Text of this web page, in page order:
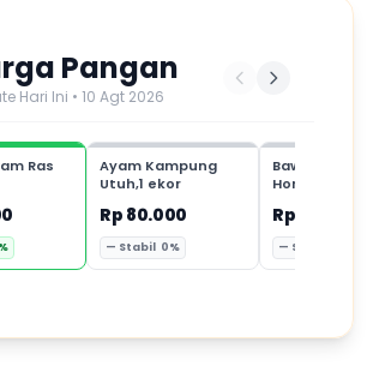
Pangan
Hari Ini • 10 Agt 2026
Ras
Ayam Kampung
Utuh,1 ekor
Rp 80.000
— Stabil 0%
Bawang Putih
Honan,1 kg
Rp 35.000
— Stabil 0%